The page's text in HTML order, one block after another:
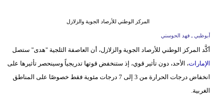
إسلامية
علوم
المركز الوطني للأرصاد الجوية والزلازل
أبوظبي ـ فهد الحوسني
أكَّد المركز الوطني للأرصاد الجوية والزلازل، أن العاصفة الثلجية "هدى" ستصل
الإمارات، الأحد، دون تأثير قوي، إذ ستنخفض قوتها تدريجياً وسينحصر تأثيرها على
انخفاض درجات الحرارة من 3 إلى 7 درجات مئوية فقط خصوصًا على المناطق
الغربية.